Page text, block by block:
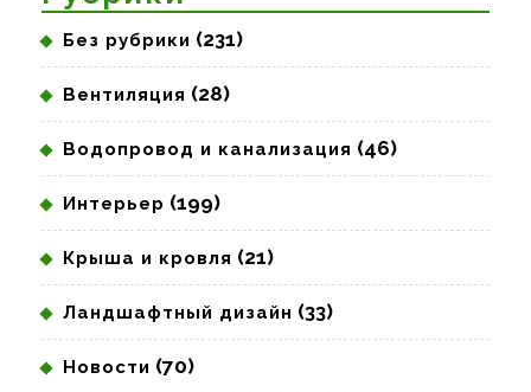
Без рубрики (231)
Вентиляция (28)
Водопровод и канализация (46)
Интерьер (199)
Крыша и кровля (21)
Ландшафтный дизайн (33)
Новости (70)